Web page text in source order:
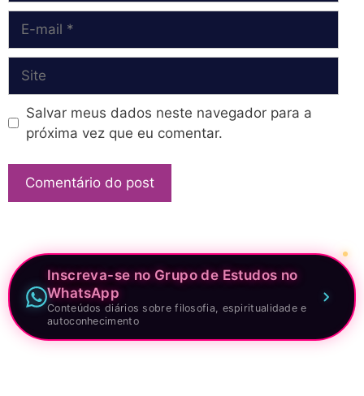
mail
Salvar meus dados neste navegador para a
próxima vez que eu comentar.
Inscreva-se no Grupo de Estudos no
WhatsApp
Conteúdos diários sobre filosofia, espiritualidade e
autoconhecimento